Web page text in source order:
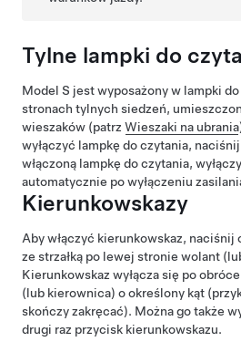
Tylne lampki do
Model S jest wyposażony w lampki
stronach tylnych siedzeń,
wieszaków (patrz Wieszaki na ubrania
wyłączyć lampkę do czytania,
włączoną lampkę do czytania,
automatycznie po wyłączeniu
Kierunkowskazy
Aby włączyć kierunkowskaz,
ze strzałką po lewej stronie wolant
Kierunkowskaz wyłącza się po
(lub kierownica) o określony kąt
skończy zakręcać). Można go także
drugi raz przycisk kierunkowskazu.